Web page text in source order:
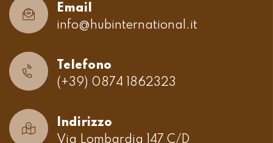
Email
info@hubinternational.it
Telefono
(+39) 0874 1862323
Indirizzo
Via Lombardia 147 C/D